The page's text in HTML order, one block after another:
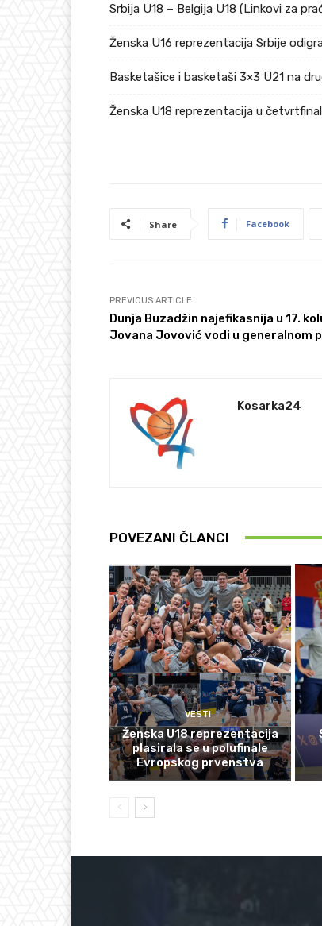
Srbija U18 – Belgija U18 (Linkovi za
Ženska U16 reprezentacija Srbije
Basketašice i basketaši 3×3 U21 na
Ženska U18 reprezentacija u
Share Facebook
PREVIOUS ARTICLE
Dunja Buzadžin najefikasnija u 17.
Jovana Jovović vodi u generalnom
Kosarka24
POVEZANI ČLANCI
VESTI
Ženska U18 reprezentacija
plasirala se u polufinale
Evropskog prvenstva